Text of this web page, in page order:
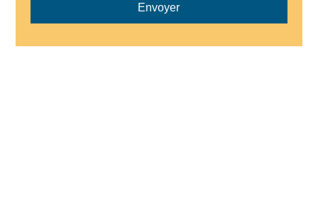
Envoyer